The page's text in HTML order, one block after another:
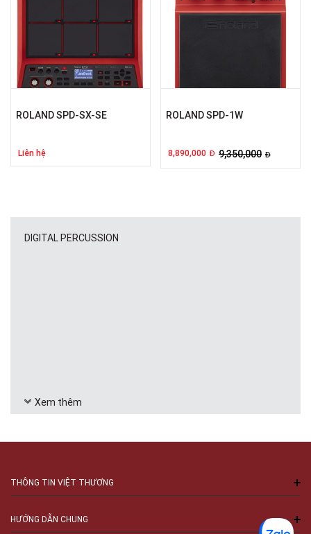
ROLAND SPD-SX-SE
Liên hệ
ROLAND SPD-1W
8,890,000 Đ 9,350,000 Đ
DIGITAL PERCUSSION
Xem thêm
THÔNG TIN VIỆT THƯƠNG
HƯỚNG DẪN CHUNG